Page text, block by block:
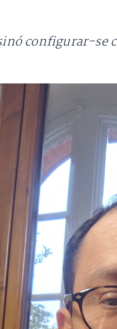
configurar-se